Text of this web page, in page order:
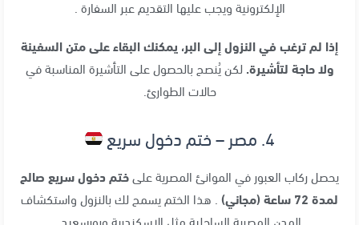
الإلكترونية ويجب عليها التقديم عبر السفارة .
إذا لم ترغب في النزول إلى البر، يمكنك البقاء على متن السفينة
ولا حاجة لتأشيرة. لكن يُنصح بالحصول على التأشيرة المناسبة في
حالات الطوارئ.
4. مصر – ختم دخول سريع
يحصل ركاب العبور في الموانئ المصرية علىختم دخول سريع صالح
لمدة 72 ساعة (مجاني)
. هذا الختم يسمح لك بالنزول واستكشاف